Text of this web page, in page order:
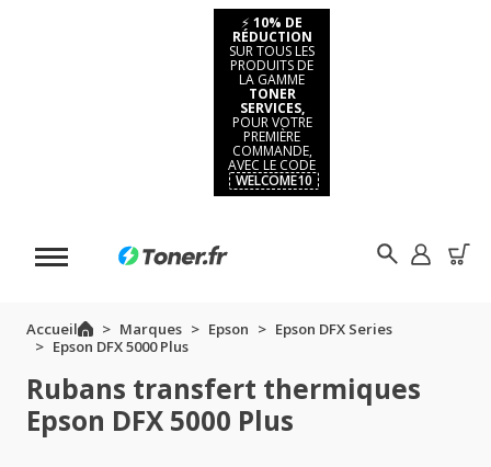
⚡ 10% DE
RÉDUCTION
SUR TOUS LES
PRODUITS DE
LA GAMME
TONER
SERVICES,
POUR VOTRE
PREMIÈRE
COMMANDE,
AVEC LE CODE
WELCOME10
Accueil Marques Epson
Epson DFX Series
Epson DFX 5000 Plus
Rubans transfert thermiques
Epson DFX 5000 Plus